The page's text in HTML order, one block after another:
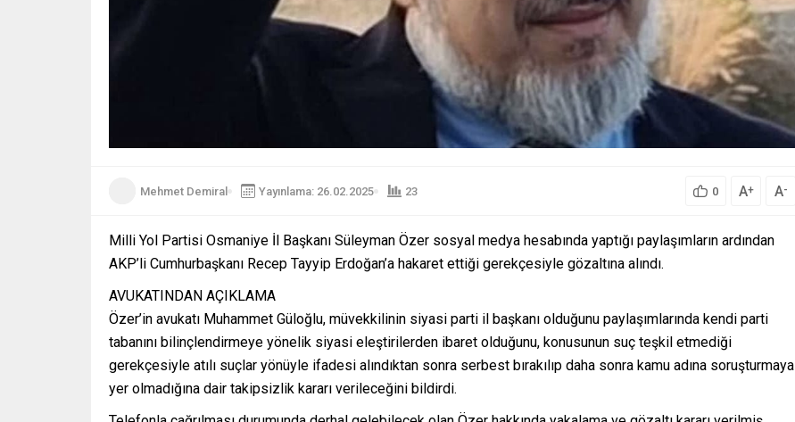
Mehmet Demiral Yayınlama: 26.02.2025 23 0 A+ A-
Milli Yol Partisi Osmaniye İl Başkanı Süleyman Özer sosyal medya hesabında yaptığı paylaşımların ardından
AKP’li Cumhurbaşkanı Recep Tayyip Erdoğan’a hakaret ettiği gerekçesiyle gözaltına alındı.
AVUKATINDAN AÇIKLAMA
Özer’in avukatı Muhammet Güloğlu, müvekkilinin siyasi parti il başkanı olduğunu paylaşımlarında kendi parti
tabanını bilinçlendirmeye yönelik siyasi eleştirilerden ibaret olduğunu, konusunun suç teşkil etmediği
gerekçesiyle atılı suçlar yönüyle ifadesi alındıktan sonra serbest bırakılıp daha sonra kamu adına soruşturmaya
yer olmadığına dair takipsizlik kararı verileceğini bildirdi.